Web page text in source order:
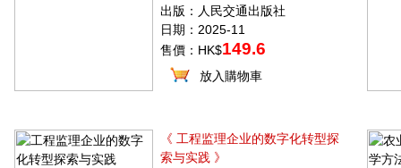
出版：人民交通出版社
日期：2025-11
售價：HK$149.6
放入購物車
《 工程监理企业的数字化转型探
索与实践 》